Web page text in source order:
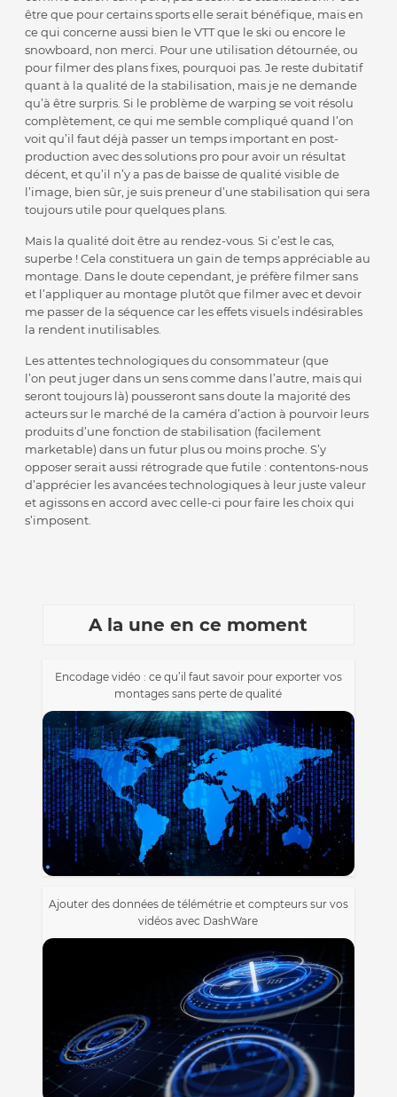
être que pour certains sports elle serait bénéfique, mais en
ce qui concerne aussi bien le VTT que le ski ou encore le
snowboard, non merci. Pour une utilisation détournée, ou
pour filmer des plans fixes, pourquoi pas. Je reste dubitatif
quant à la qualité de la stabilisation, mais je ne demande
qu’à être surpris. Si le problème de warping se voit résolu
complètement, ce qui me semble compliqué quand l’on
voit qu’il faut déjà passer un temps important en post-
production avec des solutions pro pour avoir un résultat
décent, et qu’il n’y a pas de baisse de qualité visible de
l’image, bien sûr, je suis preneur d’une stabilisation qui sera
toujours utile pour quelques plans.
Mais la qualité doit être au rendez-vous. Si c’est le cas,
superbe ! Cela constituera un gain de temps appréciable au
montage. Dans le doute cependant, je préfère filmer sans
et l’appliquer au montage plutôt que filmer avec et devoir
me passer de la séquence car les effets visuels indésirables
la rendent inutilisables.
Les attentes technologiques du consommateur (que
l’on peut juger dans un sens comme dans l’autre, mais qui
seront toujours là) pousseront sans doute la majorité des
acteurs sur le marché de la caméra d’action à pourvoir leurs
produits d’une fonction de stabilisation (facilement
marketable) dans un futur plus ou moins proche. S’y
opposer serait aussi rétrograde que futile : contentons-nous
d’apprécier les avancées technologiques à leur juste valeur
et agissons en accord avec celle-ci pour faire les choix qui
s’imposent.
A la une en ce moment
Encodage vidéo : ce qu’il faut savoir pour exporter vos
montages sans perte de qualité
Ajouter des données de télémétrie et compteurs sur vos
vidéos avec DashWare